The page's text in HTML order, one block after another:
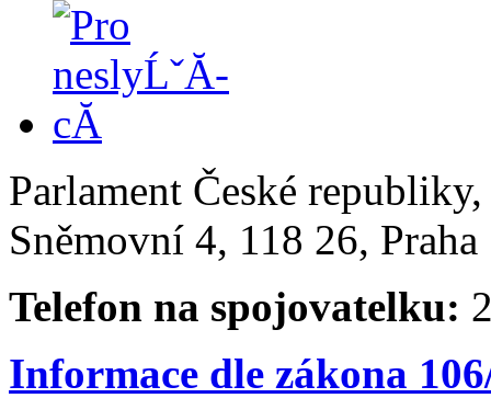
Parlament České
Sněmovní 4, 118 26,
Telefon na spojovatelku:
Informace dle zákona